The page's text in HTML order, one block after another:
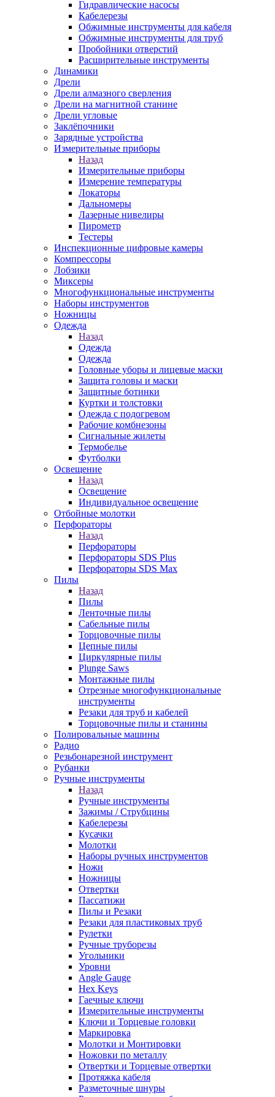
Гидравлические насосы
Кабелерезы
Обжимные инструменты для кабеля
Обжимные инструменты для труб
Пробойники отверстий
Расширительные инструменты
Динамики
Дрели
Дрели алмазного сверления
Дрели на магнитной станине
Дрели угловые
Заклёпочники
Зарядные устройства
Измерительные приборы
Назад
Измерительные приборы
Измерение температуры
Локаторы
Дальномеры
Лазерные нивелиры
Пирометр
Тестеры
Инспекционные цифровые камеры
Компрессоры
Лобзики
Миксеры
Многофункциональные инструменты
Наборы инструментов
Ножницы
Одежда
Назад
Одежда
Одежда
Головные уборы и лицевые маски
Защита головы и маски
Защитные ботинки
Куртки и толстовки
Одежда с подогревом
Рабочие комбнезоны
Сигнальные жилеты
Термобелье
Футболки
Освещение
Назад
Освещение
Индивидуальное освещение
Отбойные молотки
Перфораторы
Назад
Перфораторы
Перфораторы SDS Plus
Перфораторы SDS Max
Пилы
Назад
Пилы
Ленточные пилы
Сабельные пилы
Торцовочные пилы
Цепные пилы
Циркулярные пилы
Plunge Saws
Монтажные пилы
Отрезные многофункциональные
инструменты
Резаки для труб и кабелей
Торцовочные пилы и станины
Полировальные машины
Радио
Резьбонарезной инструмент
Рубанки
Ручные инструменты
Назад
Ручные инструменты
Зажимы / Струбцины
Кабелерезы
Кусачки
Молотки
Наборы ручных инструментов
Ножи
Ножницы
Отвертки
Пассатижи
Пилы и Резаки
Резаки для пластиковых труб
Рулетки
Ручные труборезы
Угольники
Уровни
Angle Gauge
Hex Keys
Гаечные ключи
Измерительные инструменты
Ключи и Торцевые головки
Маркировка
Молотки и Монтировки
Ножовки по металлу
Отвертки и Торцевые отвертки
Протяжка кабеля
Разметочные шнуры